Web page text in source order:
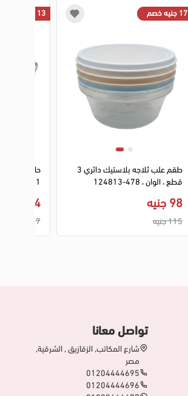
13 جنيه خصم
9361
74 جنيه
87 جنيه
17 جنيه خصم
طقم علب ثلاجه بلاستيك دائري 3
قطع ، الوان ، 478-124813
98 جنيه
115 جنيه
تواصل معانا
شارع المكاتب, الزقازيق , الشرقية,
مصر
01204444695
01204444696